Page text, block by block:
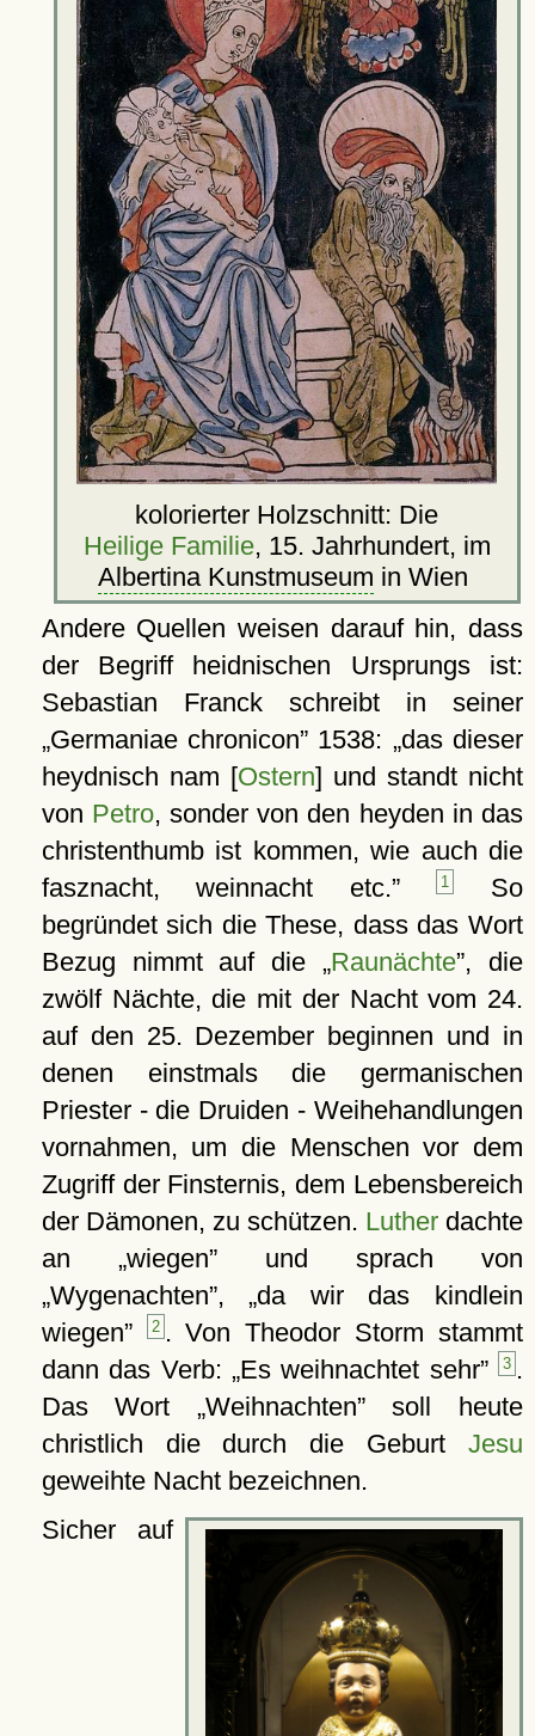
kolorierter Holzschnitt: Die
Heilige Familie, 15. Jahrhundert, im
Albertina Kunstmuseum in Wien
Andere Quellen weisen darauf hin, dass
der Begriff heidnischen Ursprungs ist:
Sebastian Franck schreibt in seiner
Germaniae chronicon
1538:
das dieser
heydnisch nam [Ostern] und standt nicht
von Petro, sonder von den heyden in das
christenthumb ist kommen, wie auch die
fasznacht, weinnacht etc.
1
So
begründet sich die These, dass das Wort
Bezug nimmt auf die Raunächte , die
zwölf Nächte, die mit der Nacht vom 24.
auf den 25. Dezember beginnen und in
denen einstmals die germanischen
Priester - die Druiden - Weihehandlungen
vornahmen, um die Menschen vor dem
Zugriff der Finsternis, dem Lebensbereich
der Dämonen, zu schützen. Lutherdachte
an
wiegen und sprach von
Wygenachten , da wir das kindlein
wiegen
2 . Von Theodor Storm stammt
dann das Verb:
Es weihnachtet sehr 3 .
Das Wort
Weihnachten soll heute
christlich die durch die Geburt Jesu
geweihte Nacht bezeichnen.
Sicher auf